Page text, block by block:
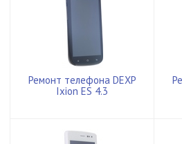
Ремонт телефона DEXP
Ixion ES 4.3